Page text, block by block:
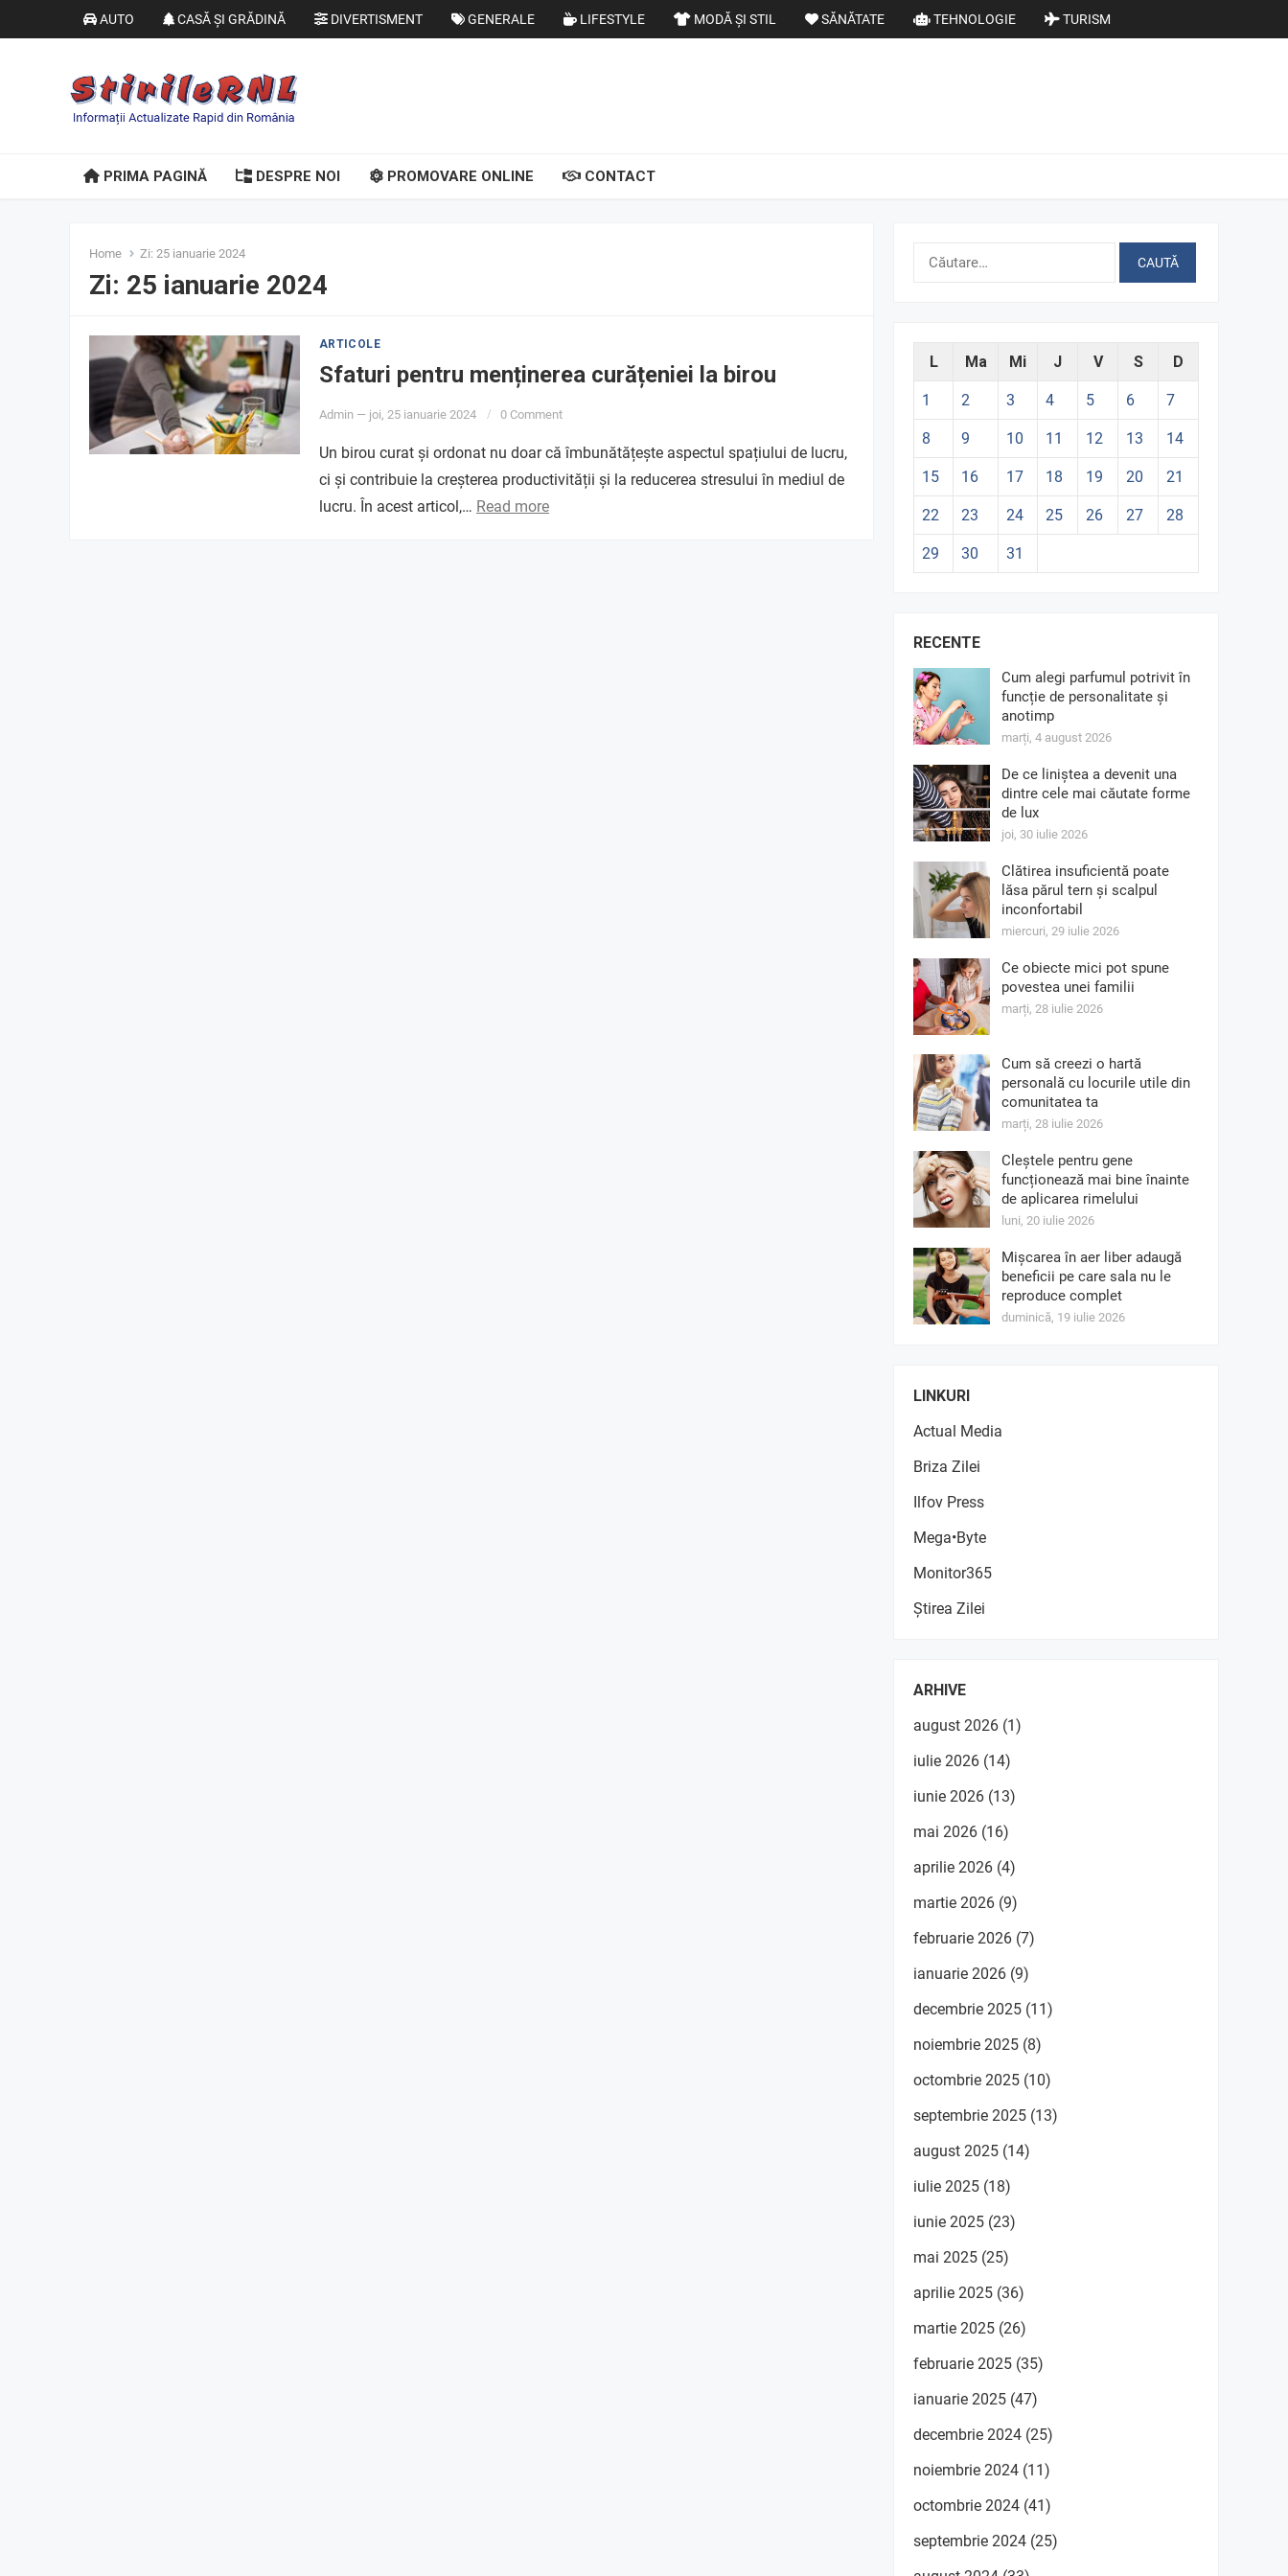
AUTO CASĂ ȘI GRĂDINĂ DIVERTISMENT GENERALE LIFESTYLE MODĂ ȘI STIL SĂNĂTATE TEHNOLOGIE TURISM
PRIMA PAGINĂ DESPRE NOI PROMOVARE ONLINE CONTACT
Home Zi: 25 ianuarie 2024
Zi: 25 ianuarie 2024
ARTICOLE
Sfaturi pentru menținerea curățeniei la birou
Admin — joi, 25 ianuarie 2024 0 Comment
Un birou curat și ordonat nu doar că îmbunătățește aspectul spațiului de lucru,
ci și contribuie la creșterea productivității și la reducerea stresului în mediul de
lucru. În acest articol,… Read more
Caută
L Ma Mi J V S D
1 2 3 4 5 6 7
8 9 10 11 12 13 14
15 16 17 18 19 20 21
22 23 24 25 26 27 28
29 30 31
RECENTE
Cum alegi parfumul potrivit în
funcție de personalitate și
anotimp
marți, 4 august 2026
De ce liniștea a devenit una
dintre cele mai căutate forme
de lux
joi, 30 iulie 2026
Clătirea insuficientă poate
lăsa părul tern și scalpul
inconfortabil
miercuri, 29 iulie 2026
Ce obiecte mici pot spune
povestea unei familii
marți, 28 iulie 2026
Cum să creezi o hartă
personală cu locurile utile din
comunitatea ta
marți, 28 iulie 2026
Cleștele pentru gene
funcționează mai bine înainte
de aplicarea rimelului
luni, 20 iulie 2026
Mișcarea în aer liber adaugă
beneficii pe care sala nu le
reproduce complet
duminică, 19 iulie 2026
LINKURI
Actual Media
Briza Zilei
Ilfov Press
Mega•Byte
Monitor365
Știrea Zilei
ARHIVE
august 2026 (1)
iulie 2026 (14)
iunie 2026 (13)
mai 2026 (16)
aprilie 2026 (4)
martie 2026 (9)
februarie 2026 (7)
ianuarie 2026 (9)
decembrie 2025 (11)
noiembrie 2025 (8)
octombrie 2025 (10)
septembrie 2025 (13)
august 2025 (14)
iulie 2025 (18)
iunie 2025 (23)
mai 2025 (25)
aprilie 2025 (36)
martie 2025 (26)
februarie 2025 (35)
ianuarie 2025 (47)
decembrie 2024 (25)
noiembrie 2024 (11)
octombrie 2024 (41)
septembrie 2024 (25)